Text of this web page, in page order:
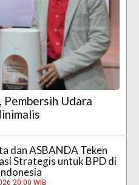
Udara
dan ASBANDA Teken
Strategis untuk BPD di
20:00 WIB